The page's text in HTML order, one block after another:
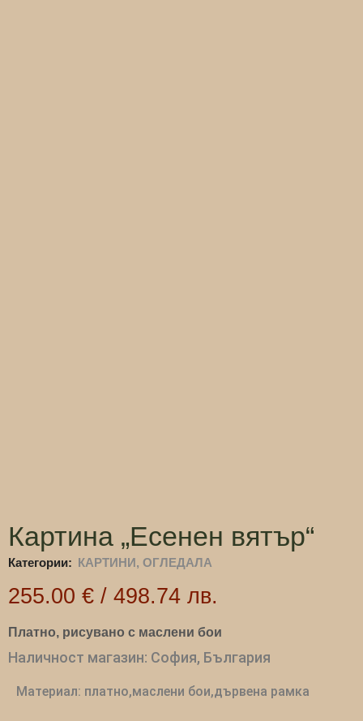
Картина „Есенен вятър“
Категории: КАРТИНИ, ОГЛЕДАЛА
255.00 € / 498.74 лв.
Платно, рисувано с маслени бои
Наличност магазин: София, България
Материал: платно,маслени бои,дървена рамка